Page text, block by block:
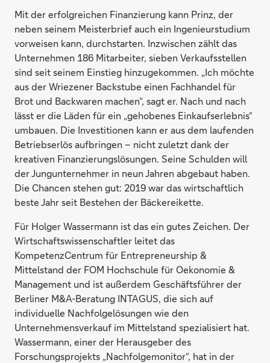
Mit der erfolgreichen Finanzierung kann Prinz, der
neben seinem Meisterbrief auch ein Ingenieurstudium
vorweisen kann, durchstarten. Inzwischen zählt das
Unternehmen 186 Mitarbeiter, sieben Verkaufsstellen
sind seit seinem Einstieg hinzugekommen. „Ich möchte
aus der Wriezener Backstube einen Fachhandel für
Brot und Backwaren machen“, sagt er. Nach und nach
lässt er die Läden für ein „gehobenes Einkaufserlebnis“
umbauen. Die Investitionen kann er aus dem laufenden
Betriebserlös aufbringen – nicht zuletzt dank der
kreativen Finanzierungslösungen. Seine Schulden will
der Jungunternehmer in neun Jahren abgebaut haben.
Die Chancen stehen gut: 2019 war das wirtschaftlich
beste Jahr seit Bestehen der Bäckereikette.
Für Holger Wassermann ist das ein gutes Zeichen. Der
Wirtschaftswissenschaftler leitet das
KompetenzCentrum für Entrepreneurship &
Mittelstand der FOM Hochschule für Oekonomie &
Management und ist außerdem Geschäftsführer der
Berliner M&A-Beratung INTAGUS, die sich auf
individuelle Nachfolgelösungen wie den
Unternehmensverkauf im Mittelstand spezialisiert hat.
Wassermann, einer der Herausgeber des
Forschungsprojekts „Nachfolgemonitor“, hat in der